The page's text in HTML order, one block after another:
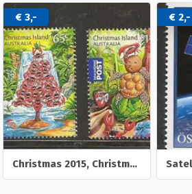
€ 3,-
Christmas 2015, Christmas Island
€ 2,-